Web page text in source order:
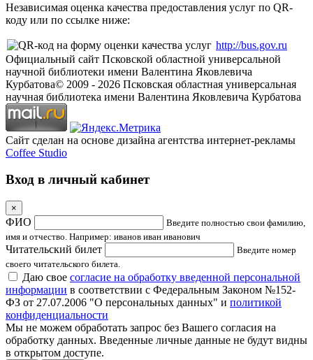
Независимая оценка качества предоставления услуг по QR-
коду или по ссылке ниже:
http://bus.gov.ru
Официальный сайт Псковской областной универсальной
научной библиотеки имени Валентина Яковлевича
Курбатова© 2009 - 2026 Псковская областная универсальная
научная библиотека имени Валентина Яковлевича Курбатова
Сайт сделан на основе дизайна агентства интернет-рекламы
Coffee Studio
Вход в личный кабинет
×
ФИО
Введите полностью свои фамилию,
имя и отчество. Например: иванов иван иванович
Читательский билет
Введите номер
своего читательского билета.
Даю свое согласие на обработку введенной персональной
информации в соответствии с Федеральным Законом №152-
ФЗ от 27.07.2006 "О персональных данных" и политикой
конфиденциальности
Мы не можем обработать запрос без Вашего согласия на
обработку данных. Введенные личные данные не будут видны
в открытом доступе.